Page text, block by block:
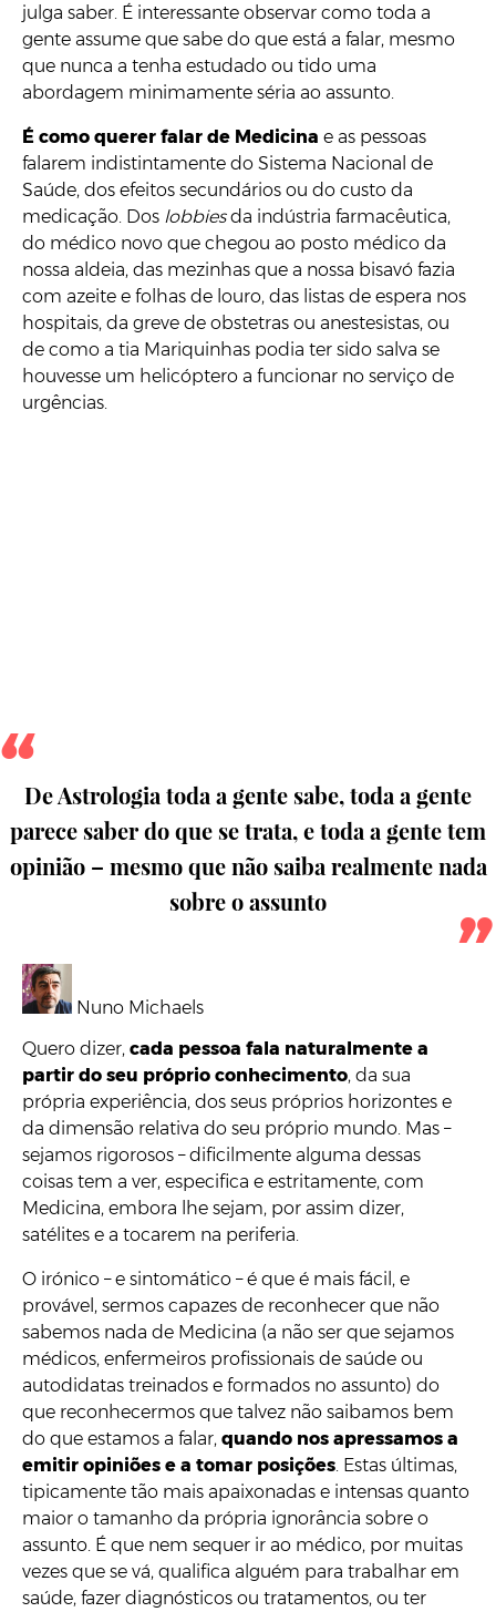
julga saber. É interessante observar como toda a
gente assume que sabe do que está a falar, mesmo
que nunca a tenha estudado ou tido uma
abordagem minimamente séria ao assunto.
É como querer falar de Medicina e as pessoas
falarem indistintamente do Sistema Nacional de
Saúde, dos efeitos secundários ou do custo da
medicação. Dos lobbiesda indústria farmacêutica,
do médico novo que chegou ao posto médico da
nossa aldeia, das mezinhas que a nossa bisavó fazia
com azeite e folhas de louro, das listas de espera nos
hospitais, da greve de obstetras ou anestesistas, ou
de como a tia Mariquinhas podia ter sido salva se
houvesse um helicóptero a funcionar no serviço de
urgências.
De Astrologia toda a gente sabe, toda a gente
parece saber do que se trata, e toda a gente tem
opinião – mesmo que não saiba realmente nada
sobre o assunto
Nuno Michaels
Quero dizer, cada pessoa fala naturalmente a
partir do seu próprio conhecimento, da sua
própria experiência, dos seus próprios horizontes e
da dimensão relativa do seu próprio mundo. Mas –
sejamos rigorosos – dificilmente alguma dessas
coisas tem a ver, especifica e estritamente, com
Medicina, embora lhe sejam, por assim dizer,
satélites e a tocarem na periferia.
O irónico – e sintomático – é que é mais fácil, e
provável, sermos capazes de reconhecer que não
sabemos nada de Medicina (a não ser que sejamos
médicos, enfermeiros profissionais de saúde ou
autodidatas treinados e formados no assunto) do
que reconhecermos que talvez não saibamos bem
do que estamos a falar, quando nos apressamos a
emitir opiniões e a tomar posições. Estas últimas,
tipicamente tão mais apaixonadas e intensas quanto
maior o tamanho da própria ignorância sobre o
assunto. É que nem sequer ir ao médico, por muitas
vezes que se vá, qualifica alguém para trabalhar em
saúde, fazer diagnósticos ou tratamentos, ou ter